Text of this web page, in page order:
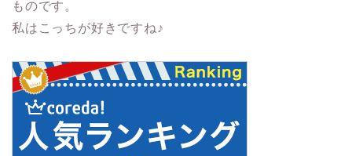
ものです。
私はこっちが好きですね♪